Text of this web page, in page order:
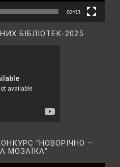
02:03
БІБЛІОТЕК-2025
“НОВОРІЧНО –
МОЗАЇКА”